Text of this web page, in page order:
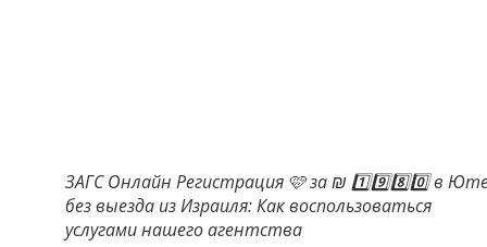
ЗАГС Онлайн Регистрация 🩷 за ₪ 1️⃣9️⃣8️⃣0️⃣ в
без выезда из Израиля: Как воспользоваться
услугами нашего агентства